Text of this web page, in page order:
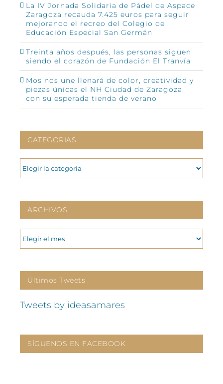
La IV Jornada Solidaria de Pádel de Aspace
Zaragoza recauda 7.425 euros para seguir
mejorando el recreo del Colegio de
Educación Especial San Germán
Treinta años después, las personas siguen
siendo el corazón de Fundación El Tranvía
Mos nos une llenará de color, creatividad y
piezas únicas el NH Ciudad de Zaragoza
con su esperada tienda de verano
CATEGORIAS
CATEGORIAS
ARCHIVOS
ARCHIVOS
Últimos Tweets
Tweets by ideasamares
SÍGUENOS EN FACEBOOK